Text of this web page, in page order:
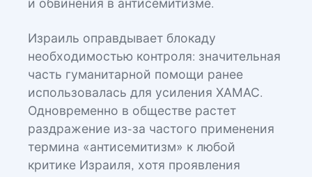
и обвинения в антисемитизме.
Израиль оправдывает блокаду
необходимостью контроля: значительная
часть гуманитарной помощи ранее
использовалась для усиления ХАМАС.
Одновременно в обществе растет
раздражение из-за частого применения
термина «антисемитизм» к любой
критике Израиля, хотя проявления